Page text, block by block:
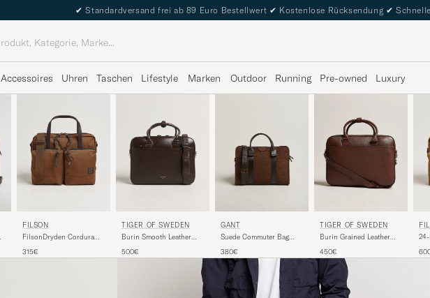
✔ Standardversand frei ab 89 Euro Bestellwert ✔ Kostenlose Rücksendung ✔
Accessoires Uhren Taschen Lifestyle Marken Outdoor Running Pre-owned Luxury
FILSON
FilsonDryden Cordura
315€
TIGER OF SWEDEN
Burin Smooth Leather
500€
GANT
Suede Commuter Bag
380€
TIGER OF SWEDEN
Burin Grained Leather
450€